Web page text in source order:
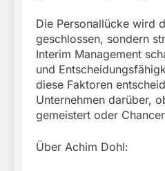
Die Personallücke wird
geschlossen, sondern
Interim Management
und
diese Faktoren
Unternehmen darüber,
gemeistert oder
Über Achim Dohl: